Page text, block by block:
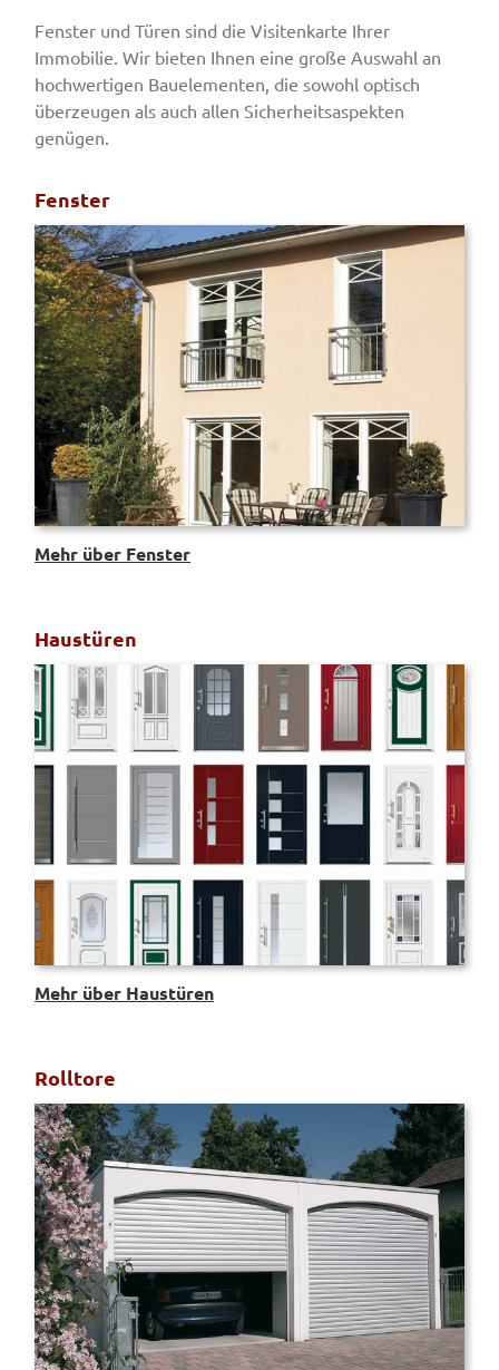
Fenster und Türen sind die Visitenkarte Ihrer
Immobilie. Wir bieten Ihnen eine große Auswahl an
hochwertigen Bauelementen, die sowohl optisch
überzeugen als auch allen Sicherheitsaspekten
genügen.
Fenster
Mehr über Fenster
Haustüren
Mehr über Haustüren
Rolltore